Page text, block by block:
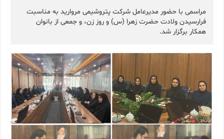
مراسمی با حضور مدیرعامل شرکت پتروشیمی مروارید به مناسبت
فرارسیدن ولادت حضرت زهرا (س) و روز زن، و جمعی از بانوان
همکار برگزار شد.